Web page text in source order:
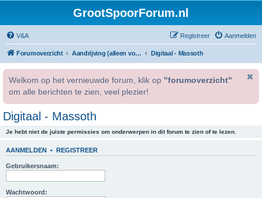
GrootSpoorForum.nl
V&A Aanmelden
Registreer
Forumoverzicht Aandrijving (alleen voor geregistreerde gebruikers). Digitaal - Massoth
Welkom op het vernieuwde forum, klik op "forumoverzicht"
om alle berichten te zien, veel plezier!
Digitaal - Massoth
Je hebt niet de juiste permissies om onderwerpen in dit forum te zien of te lezen.
AANMELDEN • REGISTREER
Gebruikersnaam:
Wachtwoord: